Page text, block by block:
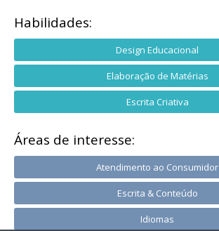
Habilidades:
Design Educacional
Elaboração de Matérias
Escrita Criativa
Áreas de interesse:
Atendimento ao Consumidor
Escrita & Conteúdo
Idiomas